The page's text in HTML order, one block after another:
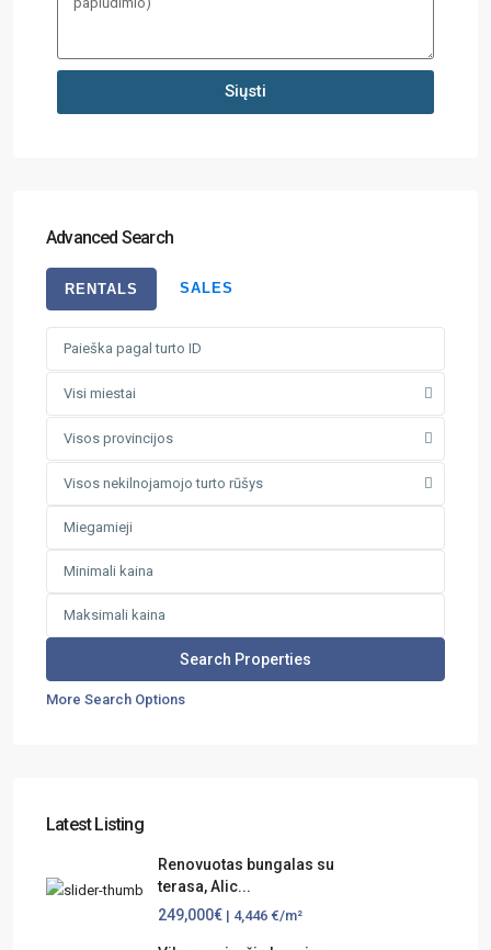
Siųsti
Advanced Search
RENTALS SALES
Visi miestai
Visos provincijos
Visos nekilnojamojo turto rūšys
More Search Options
Latest Listing
Renovuotas bungalas su
terasa, Alic...
249,000€ | 4,446 €/m²